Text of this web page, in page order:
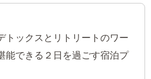
トックスとリトリートのワー
能できる２日を過ごす宿泊プ